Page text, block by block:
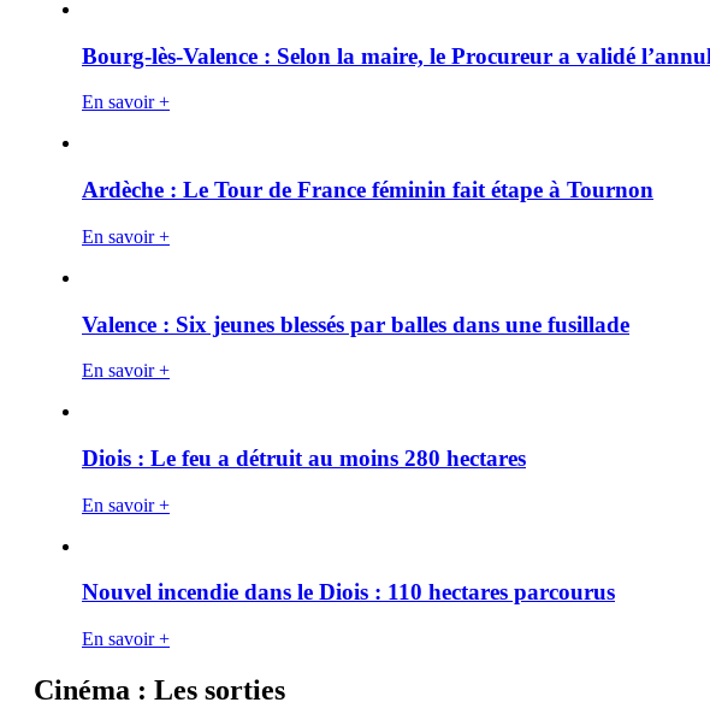
Bourg-lès-Valence : Selon la maire, le Procureur a validé
En savoir +
Ardèche : Le Tour de France féminin fait étape à Tournon
En savoir +
Valence : Six jeunes blessés par balles dans une fusillade
En savoir +
Diois : Le feu a détruit au moins 280 hectares
En savoir +
Nouvel incendie dans le Diois : 110 hectares parcourus
En savoir +
Cinéma : Les sorties